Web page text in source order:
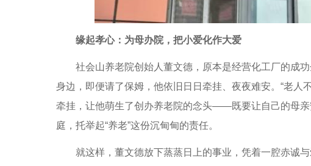
缘起孝心：为母办院，把小爱化作大爱
社会山养老院创始人董文德，原本是经营化工厂的成功
身边，即便请了保姆，他依旧日日牵挂、夜夜难安。“老人
牵挂，让他萌生了创办养老院的念头——既要让自己的母
庭，托举起“养老”这份沉甸甸的责任。
就这样，董文德放下蒸蒸日上的事业，凭着一腔赤诚与